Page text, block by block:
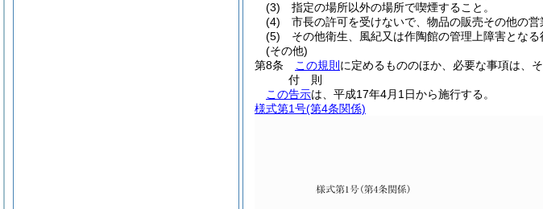
(3)
指定の場所以外の場所で喫煙すること。
(4)
市長の許可を受けないで、物品の販売その他の営
(5)
その他衛生、風紀又は作陶館の管理上障害となる
(その他)
第8条
この規則 に定めるもののほか、必要な事項は、
付 則
この告示は、平成17年4月1日から施行する。
様式第1号(第4条関係)